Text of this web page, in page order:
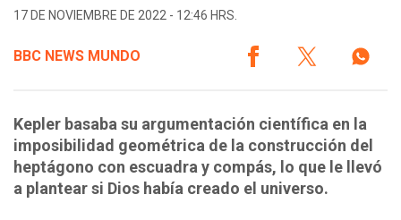
17 DE NOVIEMBRE DE 2022 - 12:46 HRS.
BBC NEWS MUNDO
Kepler basaba su argumentación científica en la
imposibilidad geométrica de la construcción del
heptágono con escuadra y compás, lo que le llevó
a plantear si Dios había creado el universo.